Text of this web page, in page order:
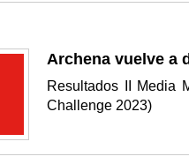
Archena vuelve a
Resultados II Media
Challenge 2023)